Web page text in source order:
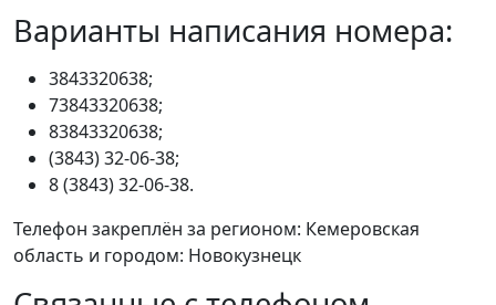
Варианты написания номера:
3843320638;
73843320638;
83843320638;
(3843) 32-06-38;
8 (3843) 32-06-38.
Телефон закреплён за регионом: Кемеровская
область и городом: Новокузнецк